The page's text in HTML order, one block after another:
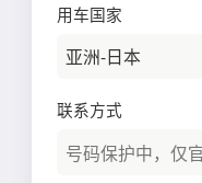
用车国家
联系方式